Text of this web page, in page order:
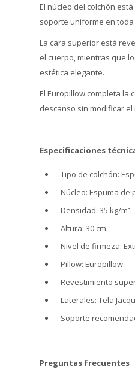
El núcleo del colchón
soporte uniforme en
La cara superior está
el cuerpo, mientras que
estética elegante.
El Europillow completa
descanso sin modificar
Especificaciones
Tipo de colchón:
Núcleo: Espuma
Densidad: 35 kg/m³.
Altura: 30 cm.
Nivel de firmeza:
Pillow: Europillow.
Revestimiento
Laterales: Tela
Soporte
Preguntas frecuentes